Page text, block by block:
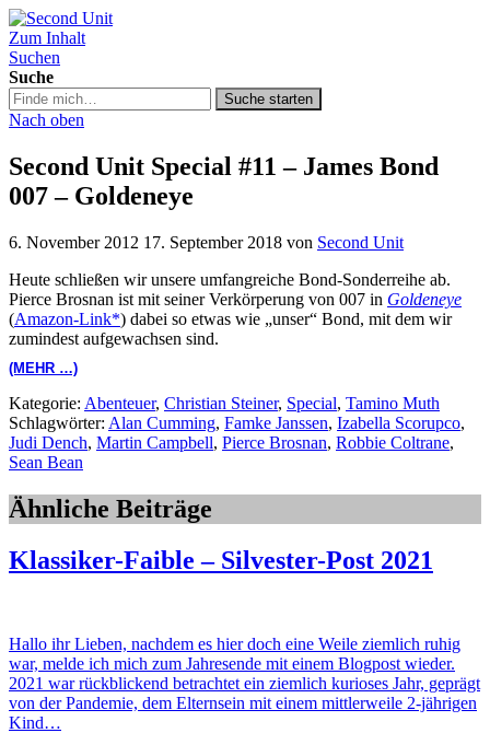
Second Unit
Zum Inhalt
Suchen
Suche
Suche
in
podcast.de/
Suche starten
Nach oben
Second Unit Special #11 – James Bond
007 – Goldeneye
6. November 2012 17. September 2018 von Second Unit
Heute schließen wir unsere umfangreiche Bond-Sonderreihe ab.
Pierce Brosnan ist mit seiner Verkörperung von 007 in Goldeneye
(Amazon-Link*) dabei so etwas wie „unser“ Bond, mit dem wir
zumindest aufgewachsen sind.
(MEHR …)
Kategorie: Abenteuer, Christian Steiner, Special, Tamino Muth
Schlagwörter: Alan Cumming, Famke Janssen, Izabella Scorupco,
Judi Dench, Martin Campbell, Pierce Brosnan, Robbie Coltrane,
Sean Bean
Ähnliche Beiträge
Klassiker-Faible – Silvester-Post 2021
Hallo ihr Lieben, nachdem es hier doch eine Weile ziemlich ruhig
war, melde ich mich zum Jahresende mit einem Blogpost wieder.
2021 war rückblickend betrachtet ein ziemlich kurioses Jahr, geprägt
von der Pandemie, dem Elternsein mit einem mittlerweile 2-jährigen
Kind…